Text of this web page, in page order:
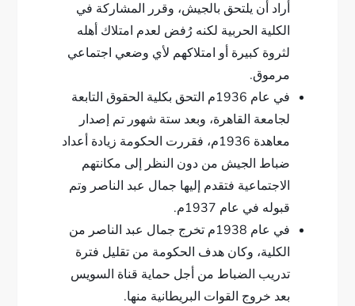
أراد أن يلتحق بالجيش، وقرر المشاركة في
الكلية الحربية لكنه رُفض لعدم امتلاك أهله
لثروة كبيرة أو امتلاكهم لأي وضعي اجتماعي
مرموق.
في عام 1936م التحق بكلية الحقوق التابعة
لجامعة القاهرة، وبعد ستة شهور تم إصدار
معاهدة 1936م، فقررت الحكومة زيادة أعداد
ضباط الجيش من دون النظر إلى مكانتهم
الاجتماعية فتقدم إليها جمال عبد الناصر وتم
قبوله في عام 1937م.
في عام 1938م تخرج جمال عبد الناصر من
الكلية، وكان هدف الحكومة من تقليل فترة
تدريب الضباط من أجل حماية قناة السويس
بعد خروج القوات البريطانية منها.